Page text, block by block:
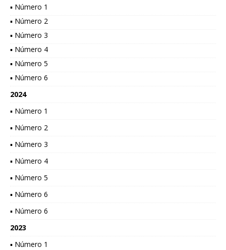
▪ Número 1
▪ Número 2
▪ Número 3
▪ Número 4
▪ Número 5
▪ Número 6
2024
▪ Número 1
▪ Número 2
▪ Número 3
▪ Número 4
▪ Número 5
▪ Número 6
▪ Número 6
2023
▪ Número 1